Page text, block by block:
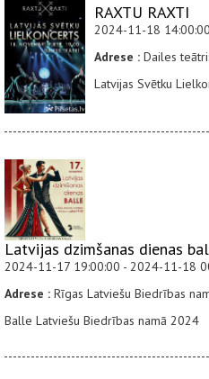
RAXTU RAXTI
2024-11-18
Adrese : Dailes
Latvijas Svētku
Latvijas dzimšanas dienas
2024-11-17 19:00:00 - 2024-11-18
Adrese : Rīgas Latviešu Biedrības
Balle Latviešu Biedrības namā 2024